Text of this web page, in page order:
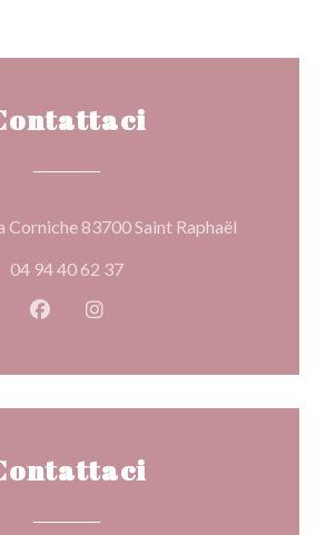
Corniche 83700 Saint Raphaël
04 94 40 62 37
Facebook ((apre una nuova
Instagram ((apre una